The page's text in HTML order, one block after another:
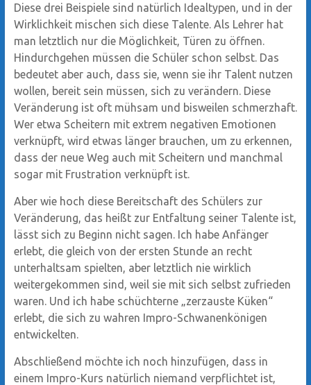
Diese drei Beispiele sind natürlich Idealtypen, und in der
Wirklichkeit mischen sich diese Talente. Als Lehrer hat
man letztlich nur die Möglichkeit, Türen zu öffnen.
Hindurchgehen müssen die Schüler schon selbst. Das
bedeutet aber auch, dass sie, wenn sie ihr Talent nutzen
wollen, bereit sein müssen, sich zu verändern. Diese
Veränderung ist oft mühsam und bisweilen schmerzhaft.
Wer etwa Scheitern mit extrem negativen Emotionen
verknüpft, wird etwas länger brauchen, um zu erkennen,
dass der neue Weg auch mit Scheitern und manchmal
sogar mit Frustration verknüpft ist.
Aber wie hoch diese Bereitschaft des Schülers zur
Veränderung, das heißt zur Entfaltung seiner Talente ist,
lässt sich zu Beginn nicht sagen. Ich habe Anfänger
erlebt, die gleich von der ersten Stunde an recht
unterhaltsam spielten, aber letztlich nie wirklich
weitergekommen sind, weil sie mit sich selbst zufrieden
waren. Und ich habe schüchterne „zerzauste Küken“
erlebt, die sich zu wahren Impro-Schwanenkönigen
entwickelten.
Abschließend möchte ich noch hinzufügen, dass in
einem Impro-Kurs natürlich niemand verpflichtet ist,